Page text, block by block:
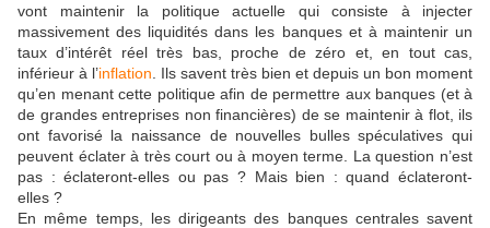
vont maintenir la politique actuelle qui consiste à injecter
massivement des liquidités dans les banques et à maintenir un
taux d’intérêt réel très bas, proche de zéro et, en tout cas,
inférieur à l’inflation . Ils savent très bien et depuis un bon moment
qu’en menant cette politique afin de permettre aux banques (et à
de grandes entreprises non financières) de se maintenir à flot, ils
ont favorisé la naissance de nouvelles bulles spéculatives qui
peuvent éclater à très court ou à moyen terme. La question n’est
pas : éclateront-elles ou pas ? Mais bien : quand éclateront-
elles ?
En même temps, les dirigeants des banques centrales savent